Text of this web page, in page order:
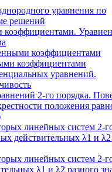
уравнения по
решений
коэффициентами
коэффициентами
уравнений.
2-го порядка.
положения
линейных систем 2-
действительных λ1 и
линейных систем 2-
λ1 и λ2 разного